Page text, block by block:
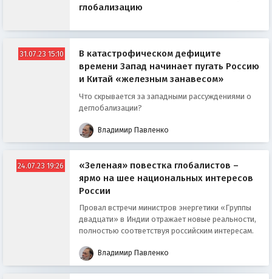
глобализацию
31.07.23 15:10
В катастрофическом дефиците
времени Запад начинает пугать Россию
и Китай «железным занавесом»
Что скрывается за западными рассуждениями о
деглобализации?
Владимир Павленко
24.07.23 19:26
«Зеленая» повестка глобалистов –
ярмо на шее национальных интересов
России
Провал встречи министров энергетики «Группы
двадцати» в Индии отражает новые реальности,
полностью соответствуя российским интересам.
Владимир Павленко